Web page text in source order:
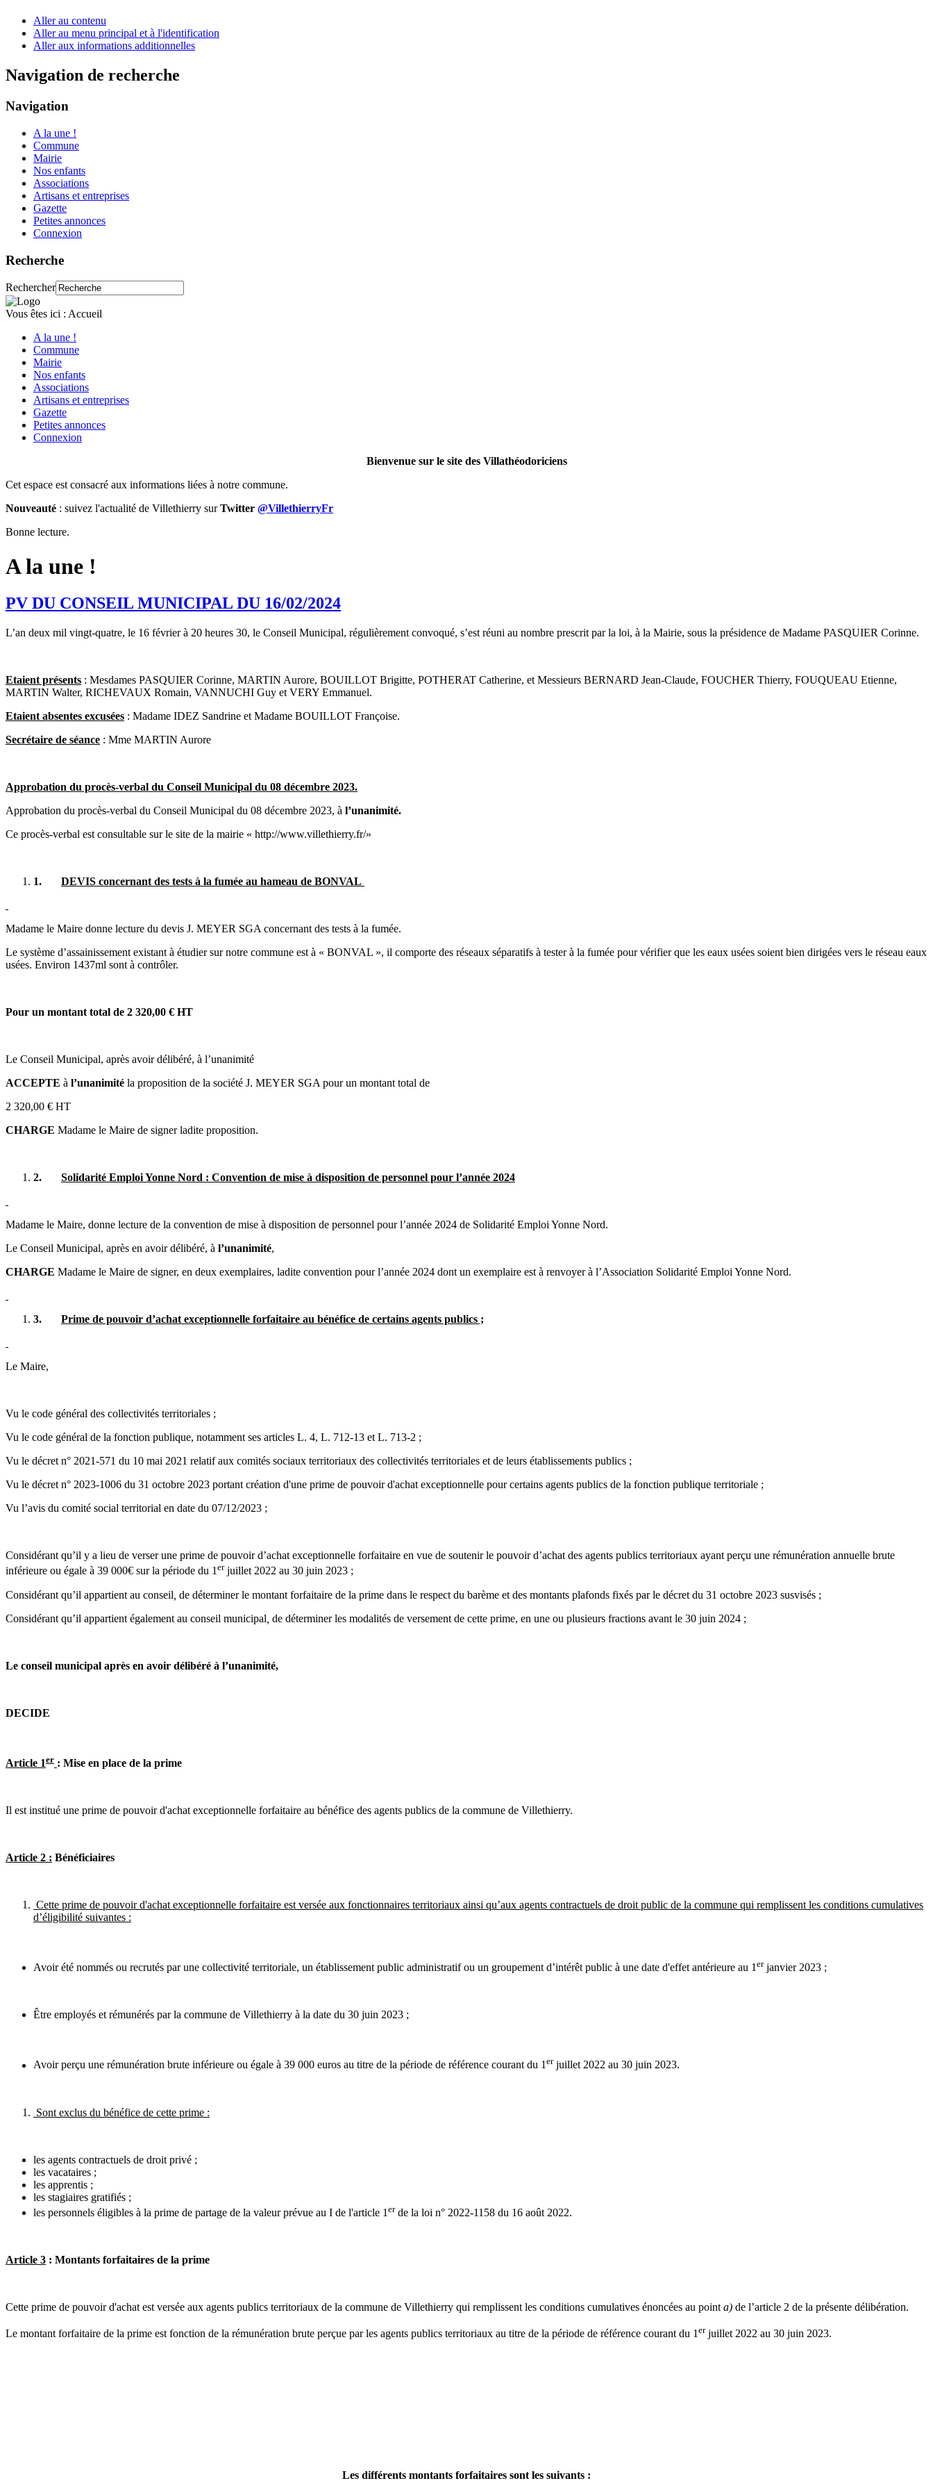
Aller au contenu
Aller au menu principal et à l'identification
Aller aux informations additionnelles
Navigation de recherche
Navigation
A la une !
Commune
Mairie
Nos enfants
Associations
Artisans et entreprises
Gazette
Petites annonces
Connexion
Recherche
Rechercher
Vous êtes ici : Accueil
A la une !
Commune
Mairie
Nos enfants
Associations
Artisans et entreprises
Gazette
Petites annonces
Connexion
Bienvenue sur le site des Villathéodoriciens
Cet espace est consacré aux informations liées à notre commune.
Nouveauté : suivez l'actualité de Villethierry surTwitter @VillethierryFr
Bonne lecture.
A la une !
PV DU CONSEIL MUNICIPAL DU 16/02/2024
L’an deux mil vingt-quatre, le 16 février à 20 heures 30, le Conseil Municipal, régulièrement convoqué, s’est réuni au nombre prescrit par la loi, à la Mairie, sous la présidence de Madame PASQUIER Corinne.
Etaient présents : Mesdames PASQUIER Corinne, MARTIN Aurore, BOUILLOT Brigitte, POTHERAT Catherine, et Messieurs BERNARD Jean-Claude, FOUCHER Thierry, FOUQUEAU Etienne,
MARTIN Walter, RICHEVAUX Romain, VANNUCHI Guy et VERY Emmanuel.
Etaient absentes excusées : Madame IDEZ Sandrine et Madame BOUILLOT Françoise.
Secrétaire de séance : Mme MARTIN Aurore
Approbation du procès-verbal du Conseil Municipal du 08 décembre 2023.
Approbation du procès-verbal du Conseil Municipal du 08 décembre 2023, à l’unanimité.
Ce procès-verbal est consultable sur le site de la mairie « http://www.villethierry.fr/»
1. DEVIS concernant des tests à la fumée au hameau de BONVAL
Madame le Maire donne lecture du devis J. MEYER SGA concernant des tests à la fumée.
Le système d’assainissement existant à étudier sur notre commune est à « BONVAL », il comporte des réseaux séparatifs à tester à la fumée pour vérifier que les eaux usées soient bien dirigées vers le réseau eaux
usées. Environ 1437ml sont à contrôler.
Pour un montant total de 2 320,00 € HT
Le Conseil Municipal, après avoir délibéré, à l’unanimité
ACCEPTE à l’unanimité la proposition de la société J. MEYER SGA pour un montant total de
2 320,00 € HT
CHARGE Madame le Maire de signer ladite proposition.
2. Solidarité Emploi Yonne Nord : Convention de mise à disposition de personnel pour l’année 2024
Madame le Maire, donne lecture de la convention de mise à disposition de personnel pour l’année 2024 de Solidarité Emploi Yonne Nord.
Le Conseil Municipal, après en avoir délibéré, à l’unanimité,
CHARGE Madame le Maire de signer, en deux exemplaires, ladite convention pour l’année 2024 dont un exemplaire est à renvoyer à l’Association Solidarité Emploi Yonne Nord.
3. Prime de pouvoir d’achat exceptionnelle forfaitaire au bénéfice de certains agents publics ;
Le Maire,
Vu le code général des collectivités territoriales ;
Vu le code général de la fonction publique, notamment ses articles L. 4, L. 712-13 et L. 713-2 ;
Vu le décret n° 2021-571 du 10 mai 2021 relatif aux comités sociaux territoriaux des collectivités territoriales et de leurs établissements publics ;
Vu le décret n° 2023-1006 du 31 octobre 2023 portant création d'une prime de pouvoir d'achat exceptionnelle pour certains agents publics de la fonction publique territoriale ;
Vu l’avis du comité social territorial en date du 07/12/2023 ;
Considérant qu’il y a lieu de verser une prime de pouvoir d’achat exceptionnelle forfaitaire en vue de soutenir le pouvoir d’achat des agents publics territoriaux ayant perçu une rémunération annuelle brute
inférieure ou égale à 39 000€ sur la période du 1erjuillet 2022 au 30 juin 2023 ;
Considérant qu’il appartient au conseil de déterminer le montant forfaitaire de la prime dans le respect du barème et des montants plafonds fixés par le décret du 31 octobre 2023 susvisés ;
Considérant qu’il appartient également au conseil municipal de déterminer les modalités de versement de cette prime, en une ou plusieurs fractions avant le 30 juin 2024 ;
Le conseil municipal après en avoir délibéré à l’unanimité,
DECIDE
Article 1er : Mise en place de la prime
Il est institué une prime de pouvoir d'achat exceptionnelle forfaitaire au bénéfice des agents publics de la commune de Villethierry.
Article 2 : Bénéficiaires
Cette prime de pouvoir d'achat exceptionnelle forfaitaire est versée aux fonctionnaires territoriaux ainsi qu’aux agents contractuels de droit public de la commune qui remplissent les conditions cumulatives
d’éligibilité suivantes :
Avoir été nommés ou recrutés par une collectivité territoriale, un établissement public administratif ou un groupement d’intérêt public à une date d'effet antérieure au 1 erjanvier 2023 ;
Être employés et rémunérés par la commune de Villethierry à la date du 30 juin 2023 ;
Avoir perçu une rémunération brute inférieure ou égale à 39 000 euros au titre de la période de référence courant du 1erjuillet 2022 au 30 juin 2023.
Sont exclus du bénéfice de cette prime :
les agents contractuels de droit privé ;
les vacataires ;
les apprentis ;
les stagiaires gratifiés ;
les personnels éligibles à la prime de partage de la valeur prévue au I de l'article 1 erde la loi n° 2022-1158 du 16 août 2022.
Article 3 : Montants forfaitaires de la prime
Cette prime de pouvoir d'achat est versée aux agents publics territoriaux de la commune de Villethierry qui remplissent les conditions cumulatives énoncées au point a) de l’article 2 de la présente délibération.
Le montant forfaitaire de la prime est fonction de la rémunération brute perçue par les agents publics territoriaux au titre de la période de référence courant du 1 erjuillet 2022 au 30 juin 2023.
Les différents montants forfaitaires sont les suivants :